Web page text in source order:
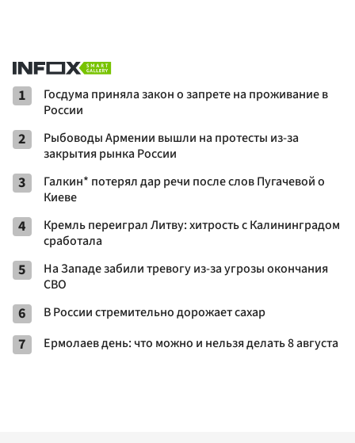
1
Госдума приняла закон о запрете на проживание в
России
2
Рыбоводы Армении вышли на протесты из-за
закрытия рынка России
3
Галкин* потерял дар речи после слов Пугачевой о
Киеве
4
Кремль переиграл Литву: хитрость с Калининградом
сработала
5
На Западе забили тревогу из-за угрозы окончания
СВО
6 В России стремительно дорожает сахар
7 Ермолаев день: что можно и нельзя делать 8 августа